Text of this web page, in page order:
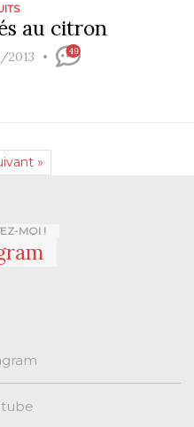
au citron
2013 49
»
MOI !